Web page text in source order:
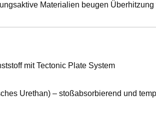
Materialien beugen Überhitzung
mit Tectonic Plate System
Urethan) – stoßabsorbierend und